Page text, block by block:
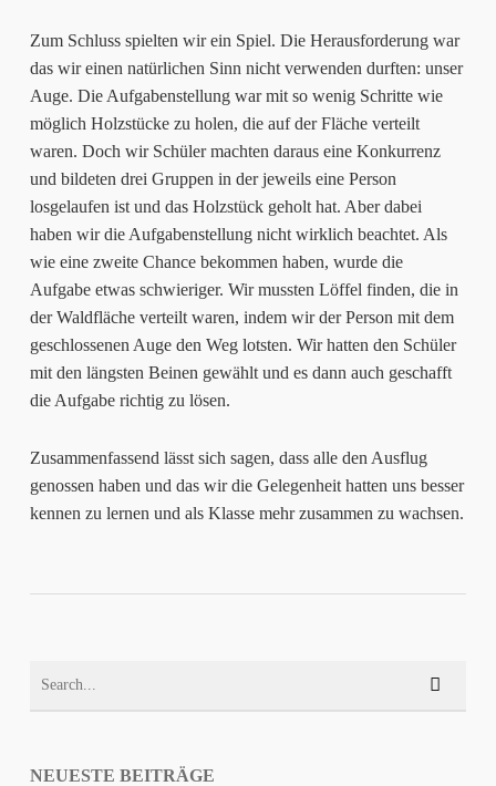
Zum Schluss spielten wir ein Spiel. Die Herausforderung war
das wir einen natürlichen Sinn nicht verwenden durften: unser
Auge. Die Aufgabenstellung war mit so wenig Schritte wie
möglich Holzstücke zu holen, die auf der Fläche verteilt
waren. Doch wir Schüler machten daraus eine Konkurrenz
und bildeten drei Gruppen in der jeweils eine Person
losgelaufen ist und das Holzstück geholt hat. Aber dabei
haben wir die Aufgabenstellung nicht wirklich beachtet. Als
wie eine zweite Chance bekommen haben, wurde die
Aufgabe etwas schwieriger. Wir mussten Löffel finden, die in
der Waldfläche verteilt waren, indem wir der Person mit dem
geschlossenen Auge den Weg lotsten. Wir hatten den Schüler
mit den längsten Beinen gewählt und es dann auch geschafft
die Aufgabe richtig zu lösen.
Zusammenfassend lässt sich sagen, dass alle den Ausflug
genossen haben und das wir die Gelegenheit hatten uns besser
kennen zu lernen und als Klasse mehr zusammen zu wachsen.
NEUESTE BEITRÄGE